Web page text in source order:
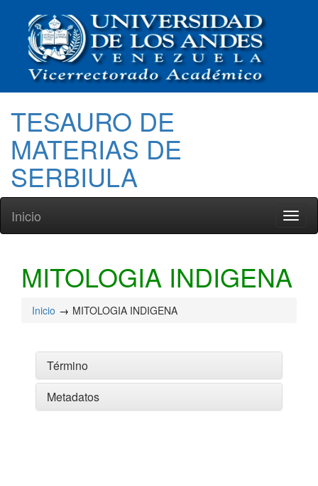
TESAURO DE
MATERIAS DE
SERBIULA
Inicio
MITOLOGIA INDIGENA
Inicio MITOLOGIA INDIGENA
Término
Metadatos